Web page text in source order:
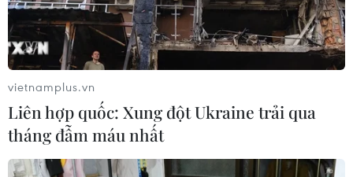
vietnamplus.vn
Liên hợp quốc: Xung đột Ukraine trải qua
tháng đẫm máu nhất